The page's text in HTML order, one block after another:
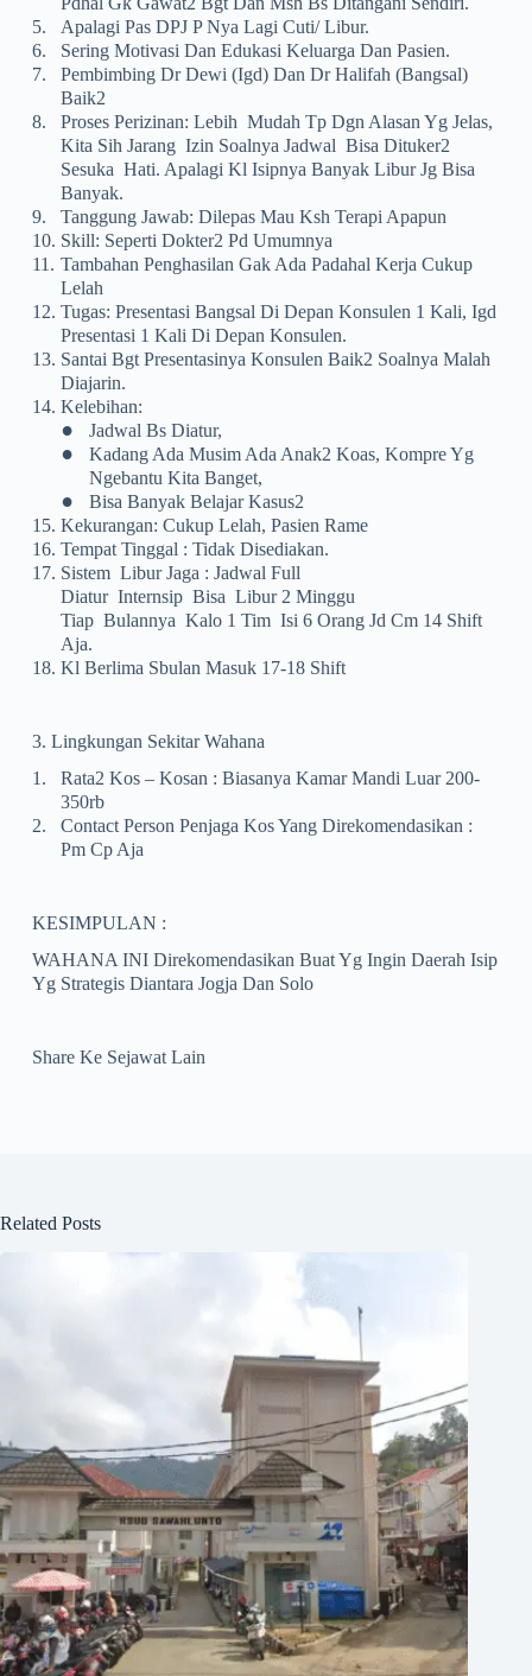
5.
Apalagi Pas DPJ P Nya Lagi Cuti/ Libur.
6.
Sering Motivasi Dan Edukasi Keluarga Dan Pasien.
7.
Pembimbing Dr Dewi (igd) Dan Dr Halifah (bangsal)
Baik2
8.
Proses Perizinan: Lebih Mudah Tp Dgn Alasan Yg Jelas,
Kita Sih Jarang Izin Soalnya Jadwal Bisa Dituker2
Sesuka Hati. Apalagi Kl Isipnya Banyak Libur Jg Bisa
Banyak.
9.
Tanggung Jawab: Dilepas Mau Ksh Terapi Apapun
10. Skill: Seperti Dokter2 Pd Umumnya
11. Tambahan Penghasilan Gak Ada Padahal Kerja Cukup
Lelah
12. Tugas: Presentasi Bangsal Di Depan Konsulen 1 Kali, Igd
Presentasi 1 Kali Di Depan Konsulen.
13. Santai Bgt Presentasinya Konsulen Baik2 Soalnya Malah
Diajarin.
14. Kelebihan:
• Jadwal Bs Diatur,
•
Kadang Ada Musim Ada Anak2 Koas, Kompre Yg
Ngebantu Kita Banget,
•
Bisa Banyak Belajar Kasus2
15. Kekurangan: Cukup Lelah, Pasien Rame
16. Tempat Tinggal : Tidak Disediakan.
17. Sistem Libur Jaga : Jadwal Full
Diatur Internsip Bisa Libur 2 Minggu
Tiap Bulannya Kalo 1 Tim Isi 6 Orang Jd Cm 14 Shift
Aja.
18. Kl Berlima Sbulan Masuk 17-18 Shift
3. Lingkungan Sekitar Wahana
1.
Rata2 Kos – Kosan : Biasanya Kamar Mandi Luar 200-
350rb
2.
Contact Person Penjaga Kos Yang Direkomendasikan :
Pm Cp Aja
KESIMPULAN :
WAHANA INI Direkomendasikan Buat Yg Ingin Daerah Isip
Yg Strategis Diantara Jogja Dan Solo
Share Ke Sejawat Lain
Related Posts